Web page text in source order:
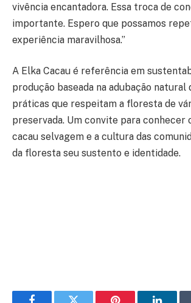
vivência encantadora. Essa troca de
importante. Espero que possamos
experiência maravilhosa.”
A Elka Cacau é referência em
produção baseada na adubação natural
práticas que respeitam a floresta de
preservada. Um convite para conhecer
cacau selvagem e a cultura das
da floresta seu sustento e identidade.